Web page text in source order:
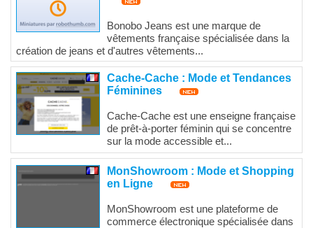
Bonobo Jeans est une marque de
vêtements française spécialisée dans la
création de jeans et d'autres vêtements...
Cache-Cache : Mode et Tendances
Féminines
Cache-Cache est une enseigne française
de prêt-à-porter féminin qui se concentre
sur la mode accessible et...
MonShowroom : Mode et Shopping
en Ligne
MonShowroom est une plateforme de
commerce électronique spécialisée dans